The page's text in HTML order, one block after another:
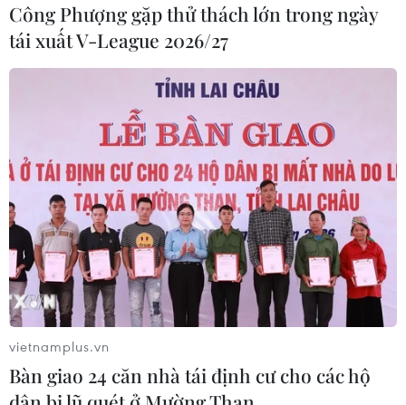
Công Phượng gặp thử thách lớn trong ngày
tái xuất V-League 2026/27
vietnamplus.vn
Bàn giao 24 căn nhà tái định cư cho các hộ